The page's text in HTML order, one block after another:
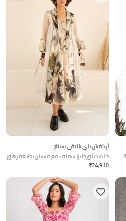
آركفش باي بالافي سينغ
جاكيت أورجانزا شفاف مع فستان بطبعة زهور
₹24,910